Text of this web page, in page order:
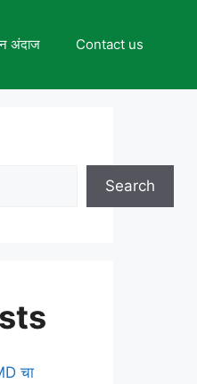
अंदाज Contact us
Search
चा